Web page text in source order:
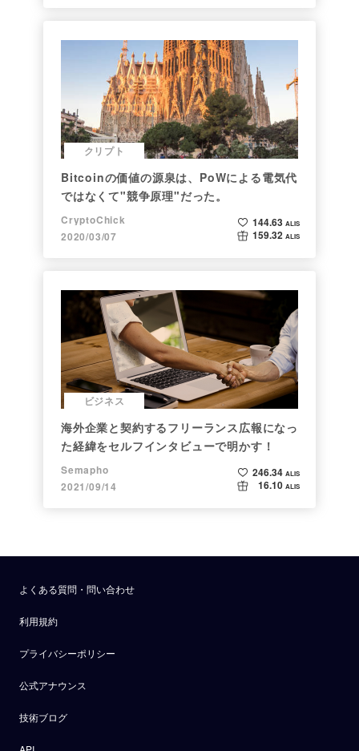
クリプト
Bitcoinの価値の源泉は、PoWによる電気代
ではなくて"競争原理"だった。
CryptoChick
2020/03/07
144.63 ALIS
159.32 ALIS
ビジネス
海外企業と契約するフリーランス広報になっ
た経緯をセルフインタビューで明かす！
Semapho
2021/09/14
246.34 ALIS
16.10 ALIS
よくある質問・問い合わせ
利用規約
プライバシーポリシー
公式アナウンス
技術ブログ